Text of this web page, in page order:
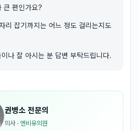
큰 편인가요?
리 잡기까지는 어느 정도 걸리는지도
나 잘 아시는 분 답변 부탁드립니다.
권병소 전문의
의사 · 엔비유의원